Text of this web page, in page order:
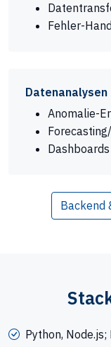
Fehler-
Datenanalysen
Anomalie-
Backend
Python,